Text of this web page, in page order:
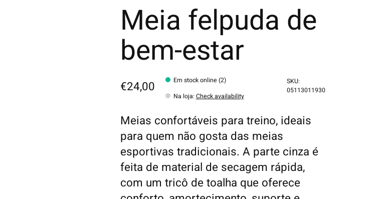
Meia felpuda de
bem-estar
€24,00
Em stock online (2)
Na loja: Check availability
SKU:
05113011930
Meias confortáveis para treino, ideais
para quem não gosta das meias
esportivas tradicionais. A parte cinza é
feita de material de secagem rápida,
com um tricô de toalha que oferece